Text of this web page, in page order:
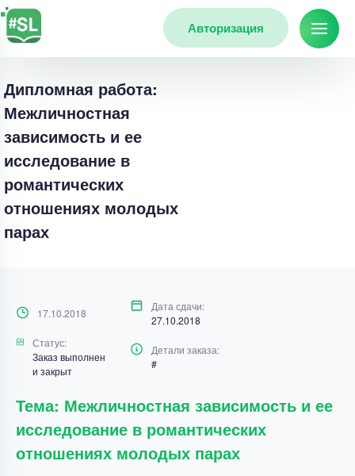
Авторизация
Дипломная работа:
Межличностная
зависимость и ее
исследование в
романтических
отношениях молодых
парах
17.10.2018
Дата сдачи:
27.10.2018
Статус:
Заказ выполнен
и закрыт
Детали заказа:
#
Тема: Межличностная зависимость и ее
исследование в романтических
отношениях молодых парах